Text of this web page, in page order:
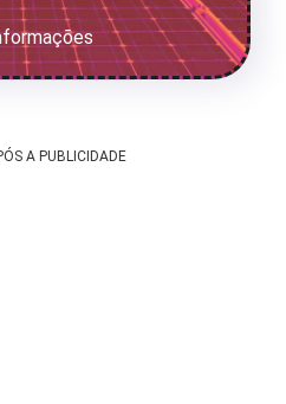
A PUBLICIDADE